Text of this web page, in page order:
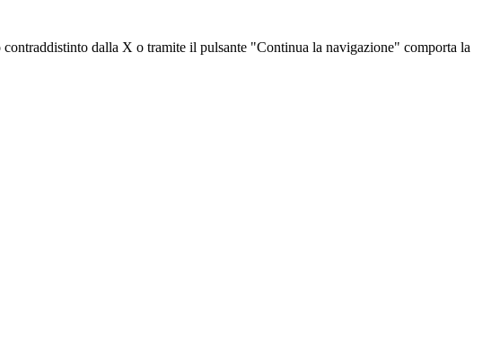
dalla X o tramite il pulsante "Continua la navigazione" comporta la